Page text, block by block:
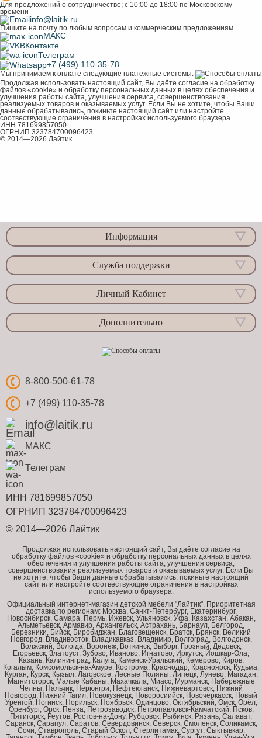
Для предложений о сотрудничестве; с 10:00 до 18:00 по Московскому
времени
info@laitik.ru
Пишите на почту по любым вопросам и коммерческим предложениям
МАКС
ВКонтакте
Телеграм
+7 (499) 110-35-78
Мы принимаем к оплате следующие платежные системы:
Продолжая использовать настоящий сайт, Вы даёте согласие на обработку
файлов «cookie» и обработку персональных данных в целях обеспечения и
улучшения работы сайта, улучшения сервиса, совершенствования
реализуемых товаров и оказываемых услуг. Если Вы не хотите, чтобы Ваши
данные обрабатывались, покиньте настоящий сайт или настройте
соотвествующие ограничения в настройках используемого браузера.
ИНН 781699857050
ОГРНИП 323784700096423
© 2014—2026 Лайтик
Информация
Служба поддержки
Личный Кабинет
Дополнительно
8-800-500-61-78
+7 (499) 110-35-78
info@laitik.ru
МАКС
Телеграм
ИНН 781699857050
ОГРНИП 323784700096423
© 2014—2026 Лайтик
Продолжая использовать настоящий сайт, Вы даёте согласие на
обработку файлов «cookie» и обработку персональных данных в целях
обеспечения и улучшения работы сайта, улучшения сервиса,
совершенствования реализуемых товаров и оказываемых услуг. Если Вы
не хотите, чтобы Ваши данные обрабатывались, покиньте настоящий
сайт или настройте соотвествующие ограничения в настройках
используемого браузера.
Официальный интернет-магазин детской мебели "Лайтик". Приоритетная
доставка по регионам: Москва, Санкт-Петербург, Екатеринбург,
Новосибирск, Самара, Пермь, Ижевск, Ульяновск, Уфа, Казахстан, Абакан,
Альметьевск, Армавир, Архангельск, Астрахань, Барнаул, Белгород,
Березники, Бийск, Биробиджан, Благовещенск, Братск, Брянск, Великий
Новгород, Владивосток, Владикавказ, Владимир, Волгоград, Волгодонск,
Волжский, Вологда, Воронеж, Воткинск, Выборг, Грозный, Дедовск,
Егорьевск, Златоуст, Зубово, Иваново, Игнатово, Иркутск, Йошкар-Ола,
Казань, Калининград, Калуга, Каменск-Уральский, Кемерово, Киров,
Когалым, Комсомольск-на-Амуре, Кострома, Краснодар, Красноярск, Кудьма,
Курган, Курск, Кызыл, Лаговское, Лесные Поляны, Липецк, Лунево, Магадан,
Магнитогорск, Малые Кабаны, Махачкала, Миасс, Мурманск, Набережные
Челны, Нальчик, Нерюнгри, Нефтеюганск, Нижневартовск, Нижний
Новгород, Нижний Тагил, Новокузнецк, Новоросиийск, Новочеркасск, Новый
Уренгой, Ногинск, Норильск, Ноябрьск, Одинцово, Октябрьский, Омск, Орёл,
Оренбург, Орск, Пенза, Петрозаводск, Петропавловск-Камчатский, Псков,
Пятигорск, Реутов, Ростов-на-Дону, Рубцовск, Рыбинск, Рязань, Салават,
Саранск, Сарапул, Саратов, Севердовинск, Северск, Смоленск, Соликамск,
Сочи, Ставрополь, Старый Оскол, Стерлитамак, Сургут, Сыктывкар,